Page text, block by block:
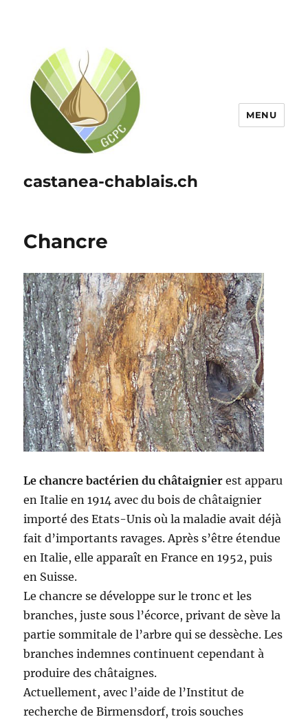
castanea-chablais.ch
MENU
Chancre
Le chancre bactérien du châtaignier est apparu
en Italie en 1914 avec du bois de châtaignier
importé des Etats-Unis où la maladie avait déjà
fait d’importants ravages. Après s’être étendue
en Italie, elle apparaît en France en 1952, puis
en Suisse.
Le chancre se développe sur le tronc et les
branches, juste sous l’écorce, privant de sève la
partie sommitale de l’arbre qui se dessèche. Les
branches indemnes continuent cependant à
produire des châtaignes.
Actuellement, avec l’aide de l’Institut de
recherche de Birmensdorf, trois souches